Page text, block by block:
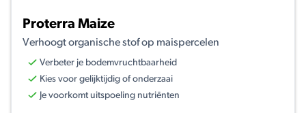
Proterra Maize
Verhoogt organische stof op maispercelen
Verbeter je bodemvruchtbaarheid
Kies voor gelijktijdig of onderzaai
Je voorkomt uitspoeling nutriënten